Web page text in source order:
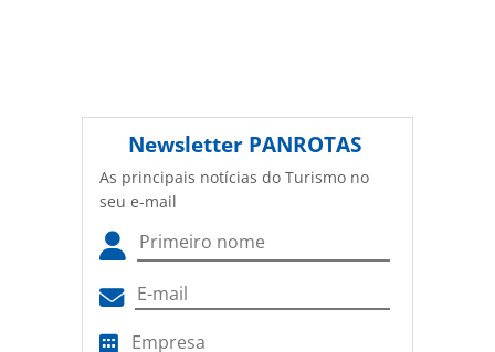
Newsletter PANROTAS
As principais notícias do Turismo no
seu e-mail